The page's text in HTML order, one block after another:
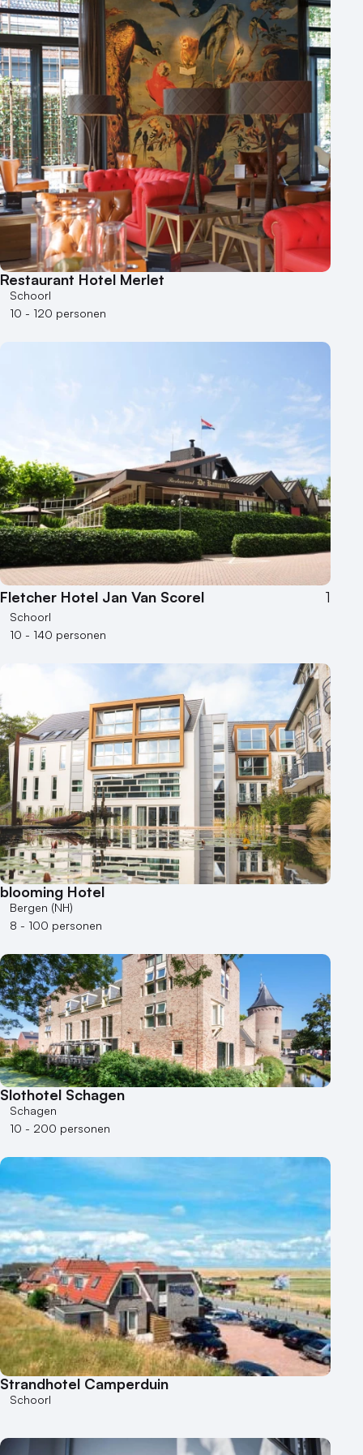
Aantal personen
1 - 50 personen
50 - 100 personen
100 - 250 personen
250 - 500 personen
500+ personen
Bijzondere locaties
Buitenlocatie
Duurzame locatie
Groene locatie
Heisessie
Hotel
Hybride events
Industriële locatie
Kasteel en landgoed
Restaurant Hotel Merlet
Schoorl
10 - 120 personen
Fletcher Hotel Jan Van Scorel 1
Schoorl
10 - 140 personen
blooming Hotel
Bergen (NH)
8 - 100 personen
Slothotel Schagen
Schagen
10 - 200 personen
Strandhotel Camperduin
Schoorl